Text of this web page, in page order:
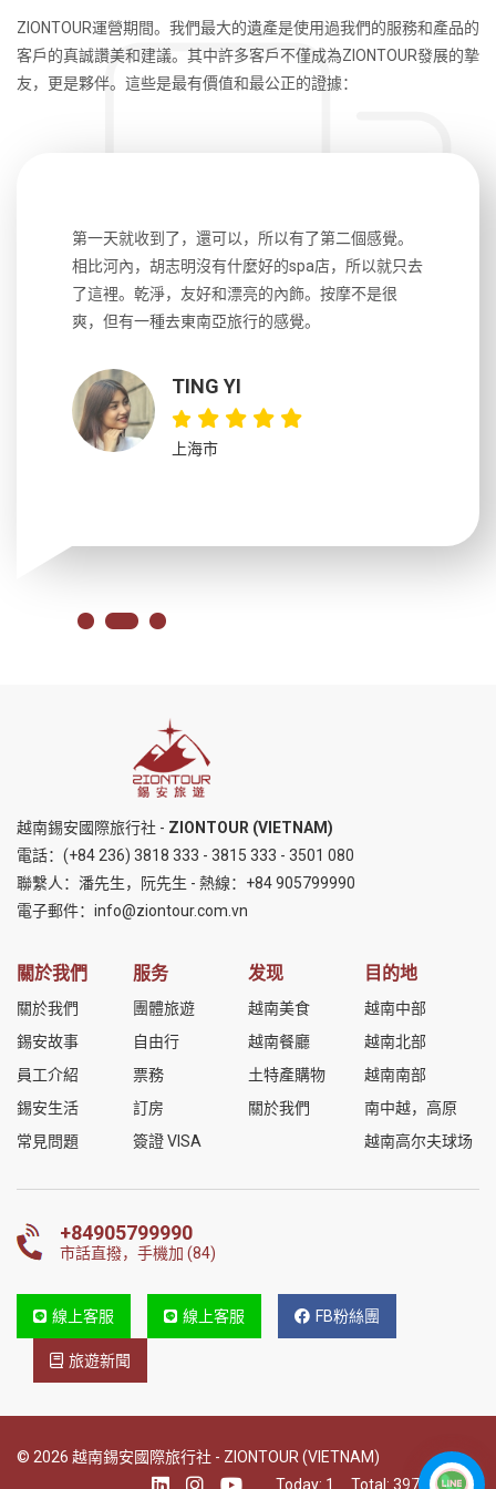
ZIONTOUR運營期間。我們最大的遺產是使用過我們的服務和產品的
客戶的真誠讚美和建議。其中許多客戶不僅成為ZIONTOUR發展的摯
友，更是夥伴。這些是最有價值和最公正的證據：
第一天就收到了，還可以，所以有了第二個感覺。
相比河內，胡志明沒有什麼好的spa店，所以就只去
了這裡。乾淨，友好和漂亮的內飾。按摩不是很
爽，但有一種去東南亞旅行的感覺。
TING YI
上海市
越南錫安國際旅行社 - ZIONTOUR (VIETNAM)
電話： (+84 236) 3818 333 - 3815 333 - 3501 080
聯繫人：潘先生，阮先生 - 熱線： +84 905799990
電子郵件： info@ziontour.com.vn
關於我們
關於我們
錫安故事
員工介紹
錫安生活
常見問題
服务
團體旅遊
自由行
票務
訂房
簽證 VISA
发现
越南美食
越南餐廳
土特產購物
關於我們
目的地
越南中部
越南北部
越南南部
南中越，高原
越南高尔夫球场
+84905799990
市話直撥，手機加 (84)
線上客服 線上客服 FB粉絲團
旅遊新聞
© 2026 越南錫安國際旅行社 - ZIONTOUR (VIETNAM)
Today: 1 Total: 397093